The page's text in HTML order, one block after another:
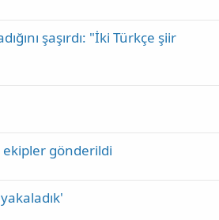
şaşırdı: "İki Türkçe şiir
gönderildi